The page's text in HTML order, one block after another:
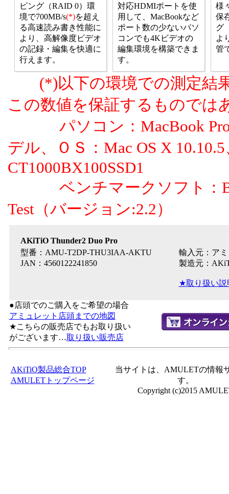
ピング（RAID 0）環
境で700MB/s(*)を超え
る高速読み書き性能に
より、高解像度ビデオ
の記録・編集を快適に
行えます。
対応HDMIポートを使
用して、MacBookなど
ポート数の少ないパソ
コンでも4Kビデオの
編集環境を構築できま
す。
様
保
グ
よ
管
(*)以下の環境での測定結
この数値を保証するものでは
パソコン：MacBook Pro
デル、ＯＳ：Mac OS X
CT1000BX100SSD1
ベンチマークソフト：
Test（バージョン:2.2）
AKiTiO Thunder2 Duo Pro
型番：AMU-T2DP-THU3IAA-AKTU
JAN：4560122241850
輸入元：ア
製造元：
★取り扱い説
●店頭でのご購入をご希望の場合
アミュレット店頭までの地図
★こちらの販売店でもお取り扱い
がございます…取り扱い販売店
AKiTiO製品総合TOP
AMULETトップページ
当サイトは、AMULETの情報
す。
Copyright (c)2015